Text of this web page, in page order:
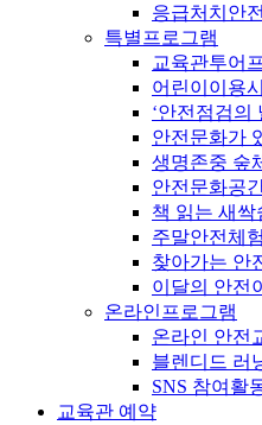
응급처치안
특별프로그램
교육관투어
어린이이용
‘안전점검의
안전문화가
생명존중 숲
안전문화공
책 읽는 새싹
주말안전체
찾아가는 안
이달의 안전
온라인프로그램
온라인 안전
블렌디드 러
SNS 참여활
교육관 예약